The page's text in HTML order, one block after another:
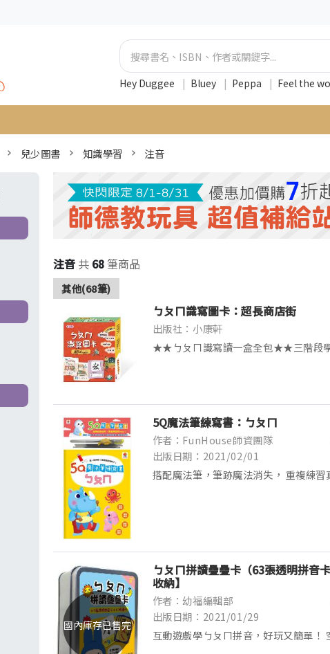
Hey Duggee | Bluey | Peppa | Feel the
兒少圖書 知識學習 注音
注音 共 68筆商品
其他(68筆)
ㄅㄆㄇ識寫圖卡：超長商店街
出版社：小康軒
★★ㄅㄆㄇ識寫讀一盒全包★★三階段
5Q魔法筆練寫書：ㄅㄆㄇ
作者：FunHouse師資團隊
出版日期：2021/02/01
搭配魔法筆，筆跡魔法消失， 重複練
國內庫存已售完
ㄅㄆㄇ拼讀疊疊卡（63張透明拼音
收納】
作者：幼福編輯部
出版日期：2021/01/29
互動遊戲學ㄅㄆㄇ拼音，好玩又簡